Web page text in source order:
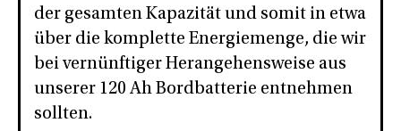
der gesamten Kapazität und somit in etwa
über die komplette Energiemenge, die wir
bei vernünftiger Herangehensweise aus
unserer 120 Ah Bordbatterie entnehmen
sollten.